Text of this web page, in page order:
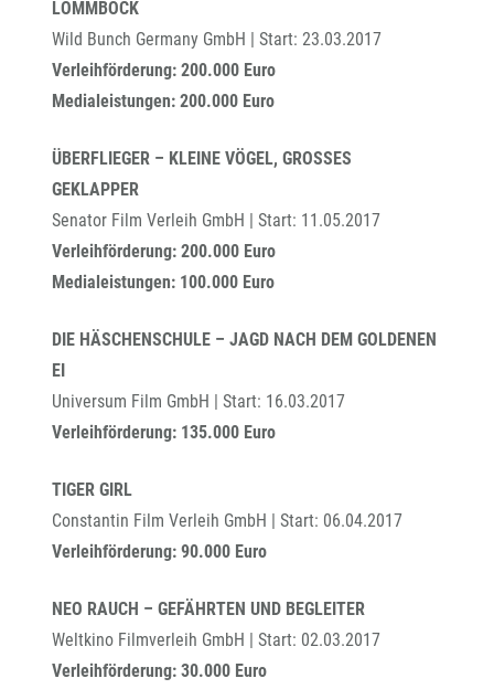
LOMMBOCK
Wild Bunch Germany GmbH | Start: 23.03.2017
Verleihförderung: 200.000 Euro
Medialeistungen: 200.000 Euro
ÜBERFLIEGER – KLEINE VÖGEL, GROSSES
GEKLAPPER
Senator Film Verleih GmbH | Start: 11.05.2017
Verleihförderung: 200.000 Euro
Medialeistungen: 100.000 Euro
DIE HÄSCHENSCHULE – JAGD NACH DEM GOLDENEN
EI
Universum Film GmbH | Start: 16.03.2017
Verleihförderung: 135.000 Euro
TIGER GIRL
Constantin Film Verleih GmbH | Start: 06.04.2017
Verleihförderung: 90.000 Euro
NEO RAUCH – GEFÄHRTEN UND BEGLEITER
Weltkino Filmverleih GmbH | Start: 02.03.2017
Verleihförderung: 30.000 Euro